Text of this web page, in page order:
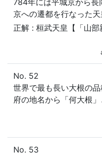
784年には平城京から
京への遷都を行なった
正解 : 桓武天皇【「山
No. 52
世界で最も長い大根の
府の地名から「何大根
No. 53